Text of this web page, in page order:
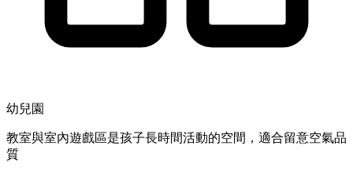
幼兒園
教室與室內遊戲區是孩子長時間活動的空間，適合留意空氣品
質